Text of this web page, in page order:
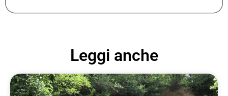
Leggi anche